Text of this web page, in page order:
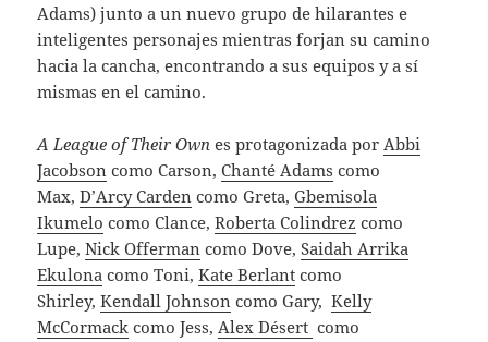
Adams) junto a un nuevo grupo de hilarantes e
inteligentes personajes mientras forjan su camino
hacia la cancha, encontrando a sus equipos y a sí
mismas en el camino.
A League of Their Own es protagonizada por Abbi
Jacobson como Carson,Chanté Adams como
Max,D’Arcy Carden como Greta,Gbemisola
Ikumelo como Clance,Roberta Colindrez como
Lupe,Nick Offerman como Dove,Saidah Arrika
Ekulona como Toni,Kate Berlant como
Shirley,Kendall Johnson como Gary,Kelly
McCormack como Jess, Alex Désert como